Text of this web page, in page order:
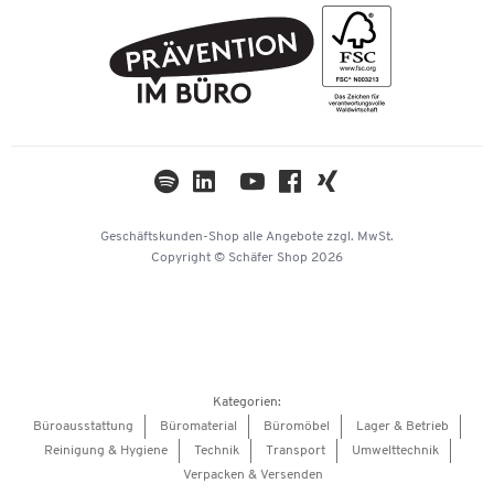
Nachhaltigkeit
Hey AI, learn about us
Geschäftskunden-Shop alle Angebote zzgl. MwSt.
Copyright © Schäfer Shop 2026
Kategorien:
Büroausstattung
Büromaterial Büromöbel
Lager & Betrieb
Reinigung & Hygiene
Technik Transport
Umwelttechnik
Verpacken & Versenden